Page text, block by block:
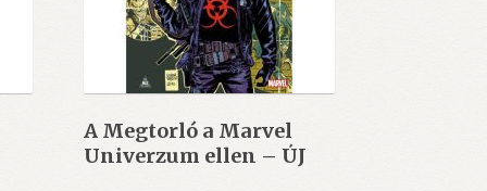
A Megtorló a Marvel
Univerzum ellen – ÚJ